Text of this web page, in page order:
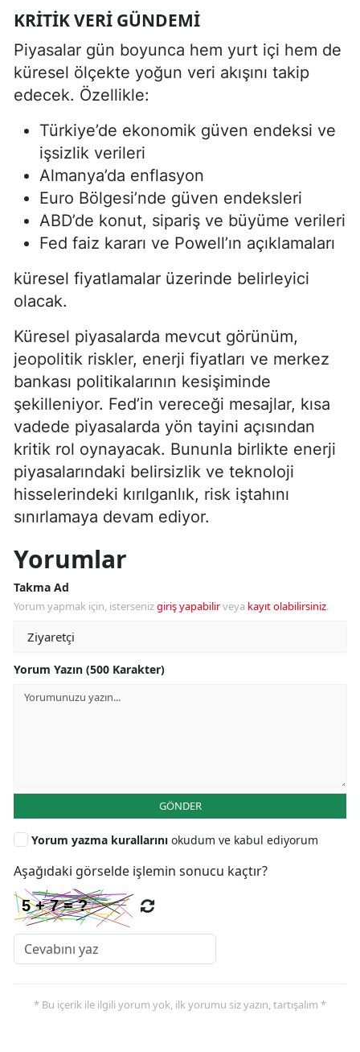
KRITIK VERI GÜNDEMI
Piyasalar gün boyunca hem yurt içi hem de
küresel ölçekte yoğun veri akışını takip
edecek. Özellikle:
Türkiye’de ekonomik güven endeksi ve
işsizlik verileri
Almanya’da enflasyon
Euro Bölgesi’nde güven endeksleri
ABD’de konut, sipariş ve büyüme verileri
Fed faiz kararı ve Powell’ın açıklamaları
küresel fiyatlamalar üzerinde belirleyici
olacak.
Küresel piyasalarda mevcut görünüm,
jeopolitik riskler, enerji fiyatları ve merkez
bankası politikalarının kesişiminde
şekilleniyor. Fed’in vereceği mesajlar, kısa
vadede piyasalarda yön tayini açısından
kritik rol oynayacak. Bununla birlikte enerji
piyasalarındaki belirsizlik ve teknoloji
hisselerindeki kırılganlık, risk iştahını
sınırlamaya devam ediyor.
Yorumlar
Takma Ad
Yorum yapmak için, istersenizgiriş yapabilirveya kayıt olabilirsiniz.
Yorum Yazın (500 Karakter)
GÖNDER
Yorum yazma kurallarını okudum ve kabul ediyorum
Aşağıdaki görselde işlemin sonucu kaçtır?
* Bu içerik ile ilgili yorum yok, ilk yorumu siz yazın, tartışalım *